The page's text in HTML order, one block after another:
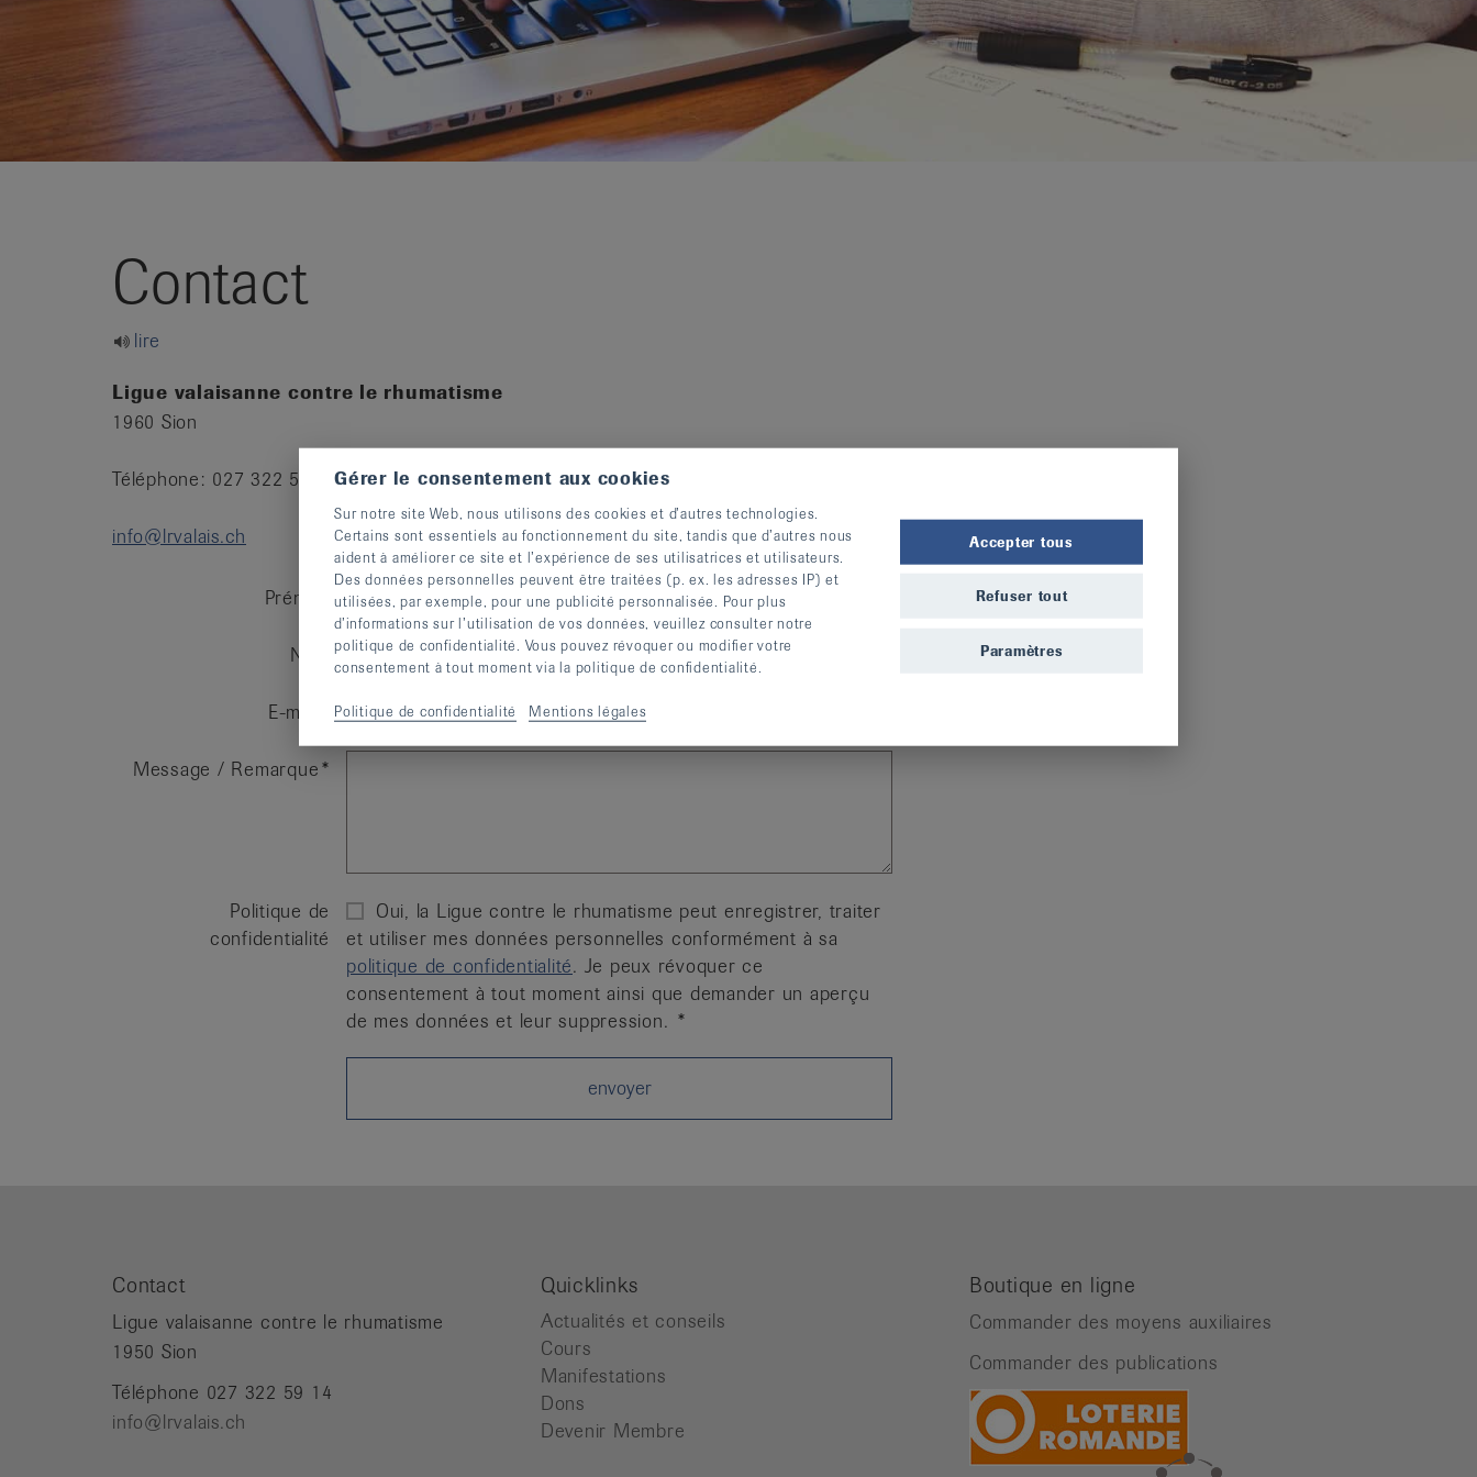
Contact
lire
Ligue valaisanne contre le rhumatisme
1960 Sion
Téléphone: 027 322 59 14
info@lrvalais.ch
Prénom
Nom
E-mail
Message / Remarque
Politique de
confidentialité
Oui, la Ligue contre le rhumatisme peut enregistrer, traiter
et utiliser mes données personnelles conformément à sa
politique de confidentialité. Je peux révoquer ce
consentement à tout moment ainsi que demander un aperçu
de mes données et leur suppression.
Contact
Ligue valaisanne contre le rhumatisme
1950 Sion
Téléphone 027 322 59 14
info@lrvalais.ch
Quicklinks
Actualités et conseils
Cours
Manifestations
Dons
Devenir Membre
Boutique en ligne
Commander des moyens auxiliaires
Commander des publications
Gérer le consentement aux cookies
Sur notre site Web, nous utilisons des cookies et d’autres technologies.
Certains sont essentiels au fonctionnement du site, tandis que d’autres nous
aident à améliorer ce site et l’expérience de ses utilisatrices et utilisateurs.
Des données personnelles peuvent être traitées (p. ex. les adresses IP) et
utilisées, par exemple, pour une publicité personnalisée. Pour plus
d’informations sur l’utilisation de vos données, veuillez consulter notre
politique de confidentialité. Vous pouvez révoquer ou modifier votre
consentement à tout moment via la politique de confidentialité.
Politique de confidentialité Mentions légales
Accepter tous
Refuser tout
Paramètres